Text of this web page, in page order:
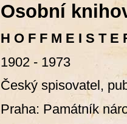
Osobní
H O F F M E I S T E
1902 - 1973
Český spisovatel,
Praha: Památník